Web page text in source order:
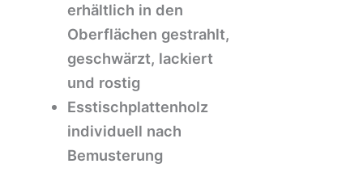
erhältlich in den
Oberflächen gestrahlt,
geschwärzt, lackiert
und rostig
Esstischplattenholz
individuell nach
Bemusterung